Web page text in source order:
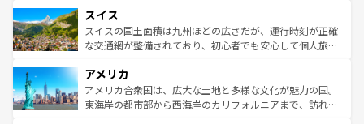
れる地方に足を運ぶとそれぞれで全く異なる文化を体験で
きるだろう。 なお、新着のフランス情報はコンテンツ一覧
を参照してほしい。
は、お酒好きな人にはぜひ体験してほしい。 なお、新着の
ドイツ情報はコンテンツ一覧を参照してほしい。
リアごとに異なる魅力がある。また、優雅なアフタヌーン
ティー、ビール好きにはたまらない英国パブ、サッカー観
戦など、本場だからこそできる体験も豊富。イギリスを旅
ンツ一覧を参照してほしい。
スイス
スイスの国土面積は九州ほどの広さだが、運行時刻が正確
な交通網が整備されており、初心者でも安心して個人旅行
の建物がそのまま残る町や、スイスならではのユニークな
博物館もあり、アルプス観光だけでなく町歩きも満喫する
ことができる。国民の所得が高いため物価も高いが、旅行
アメリカ
アメリカ合衆国は、広大な土地と多様な文化が魅力の国。
東海岸の都市部から西海岸のカリフォルニアまで、訪れる